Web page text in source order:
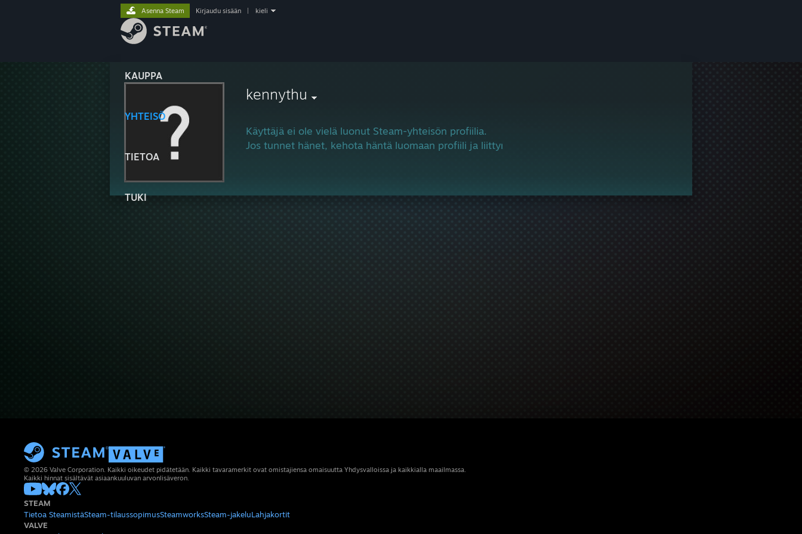
KAUPPA
YHTEISÖ
TIETOA
TUKI
Asenna Steam Kirjaudu sisään kieli
kennythu
Käyttäjä ei ole vielä luonut Steam-yhteisön profiilia.
Jos tunnet hänet, kehota häntä luomaan profiili ja liittymään peliyhteisöön.
© 2026 Valve Corporation. Kaikki oikeudet pidätetään. Kaikki tavaramerkit ovat omistajiensa omaisuutta Yhdysvalloissa ja kaikkialla maailmassa.
Kaikki hinnat sisältävät asiaankuuluvan arvonlisäveron.
STEAM
Tietoa SteamistäSteam-tilaussopimusSteamworksSteam-jakeluLahjakortit
VALVE